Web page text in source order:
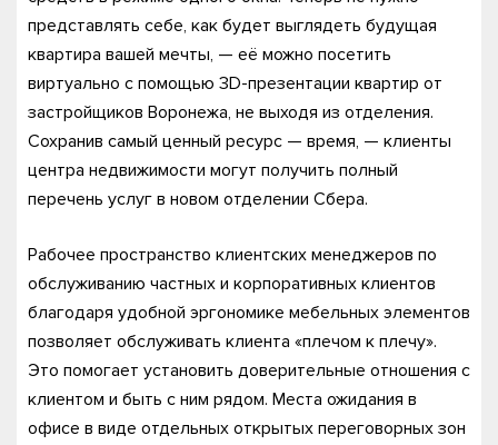
представлять себе, как будет выглядеть будущая
квартира вашей мечты, — её можно посетить
виртуально с помощью 3D-презентации квартир от
застройщиков Воронежа, не выходя из отделения.
Сохранив самый ценный ресурс — время, — клиенты
центра недвижимости могут получить полный
перечень услуг в новом отделении Сбера.
Рабочее пространство клиентских менеджеров по
обслуживанию частных и корпоративных клиентов
благодаря удобной эргономике мебельных элементов
позволяет обслуживать клиента «плечом к плечу».
Это помогает установить доверительные отношения с
клиентом и быть с ним рядом. Места ожидания в
офисе в виде отдельных открытых переговорных зон